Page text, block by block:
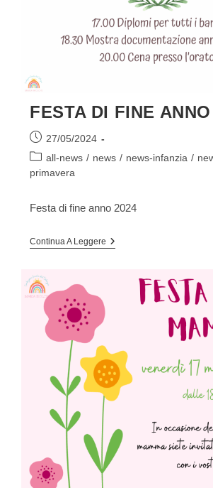
FESTA DI FINE
Articolo
pubblicato:
27/05/2024
Categoria
dell'articolo:
all-news / news / news-infanzia /
primavera
Festa di fine anno 2024
Continua A Leggere FESTA